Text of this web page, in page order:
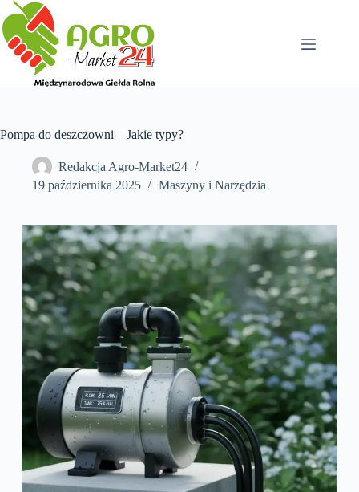
Przejdź
do
treści
Pompa do deszczowni – Jakie typy?
Redakcja Agro-Market24
19 października 2025
Maszyny i Narzędzia